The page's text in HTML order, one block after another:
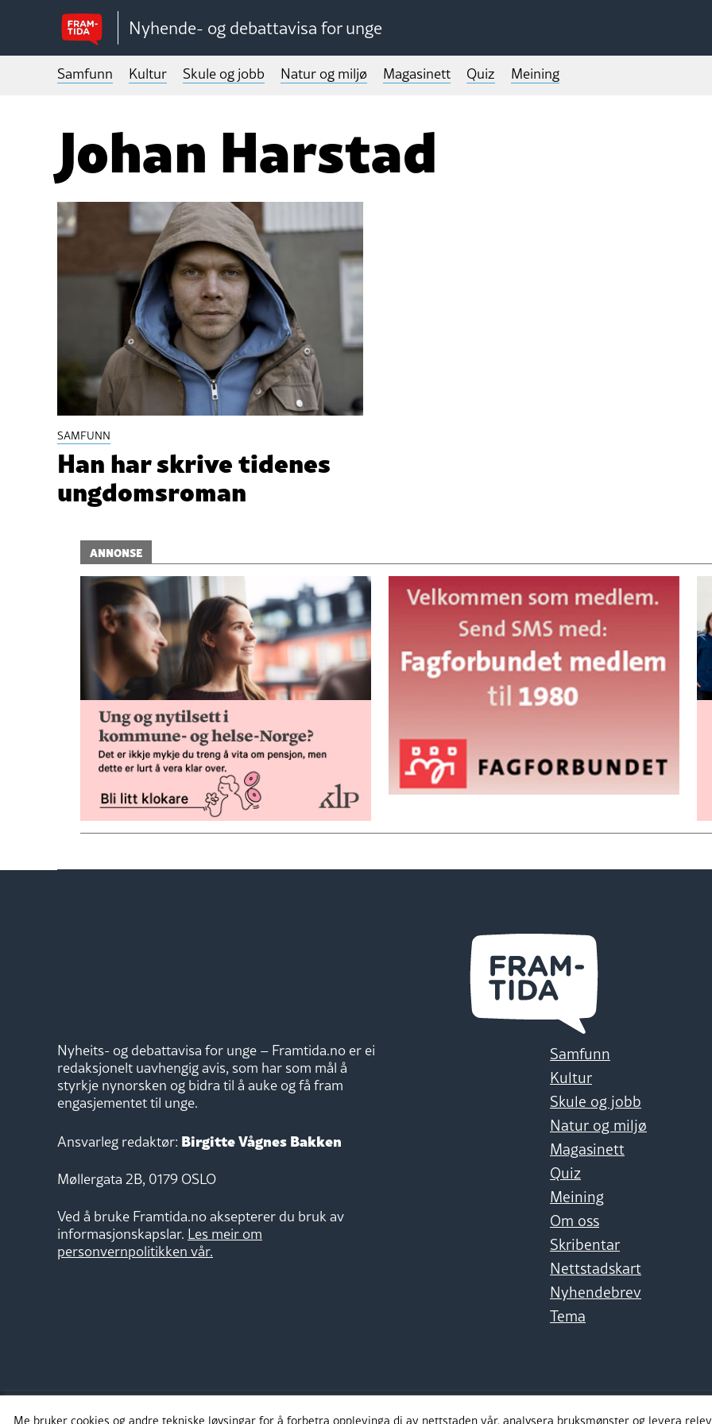
Nyhende- og debattavisa for unge
Samfunn Kultur Skule og jobb Natur og miljø Magasinett Quiz Meining
Johan Harstad
SAMFUNN
Han har skrive tidenes
ungdomsroman
ANNONSE
Nyheits- og debattavisa for unge – Framtida.no er ei
redaksjonelt uavhengig avis, som har som mål å
styrkje nynorsken og bidra til å auke og få fram
engasjementet til unge.
Ansvarleg redaktør: Birgitte Vågnes Bakken
Møllergata 2B, 0179 OSLO
Ved å bruke Framtida.no aksepterer du bruk av
informasjonskapslar. Les meir om
personvernpolitikken vår.
Samfunn
Kultur
Skule og jobb
Natur og miljø
Magasinett
Quiz
Meining
Om oss
Skribentar
Nettstadskart
Nyhendebrev
Tema
Me bruker cookies og andre tekniske løysingar for å forbetra opplevinga di av nettstaden vår, analysera bruksmønster og levera